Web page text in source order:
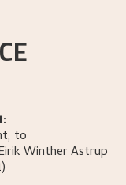
to
WintherAstrup